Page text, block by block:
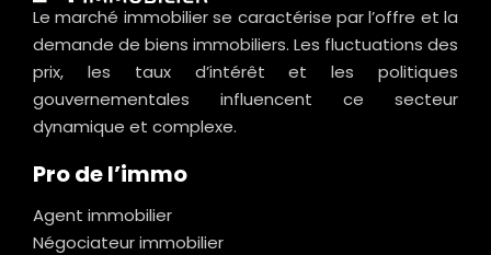
Le marché immobilier se caractérise par l’offre et la
demande de biens immobiliers. Les fluctuations des
prix, les taux d’intérêt et les politiques
gouvernementales influencent ce secteur
dynamique et complexe.
Pro de l’immo
Agent immobilier
Négociateur immobilier